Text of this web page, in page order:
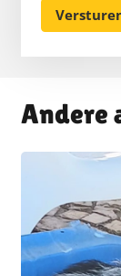
Andere